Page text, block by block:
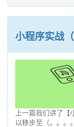
小程序实战
上一篇我们讲了【
以移步至（。。。